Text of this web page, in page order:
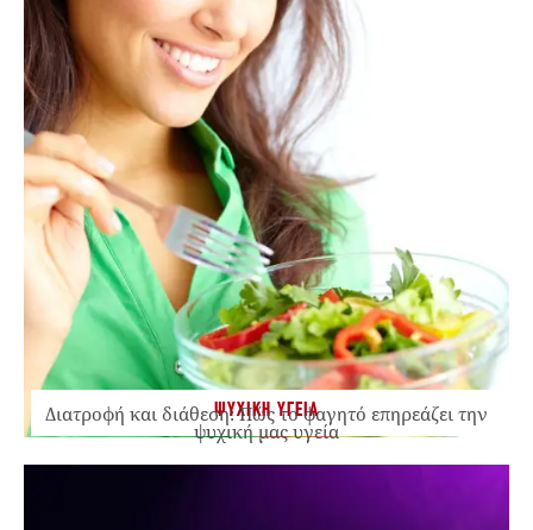
ΨΥΧΙΚΗ ΥΓΕΙΑ
Διατροφή και διάθεση: Πώς το φαγητό επηρεάζει την
ψυχική μας υγεία